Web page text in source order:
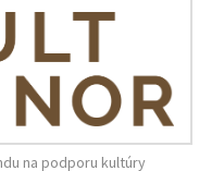
na podporu kultúry